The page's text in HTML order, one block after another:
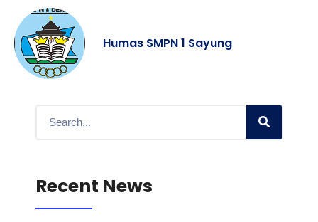
Humas SMPN 1 Sayung
Recent News